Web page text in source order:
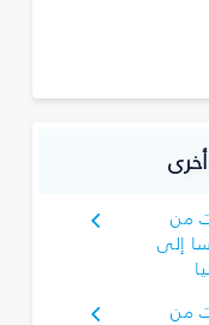
من
إلى
من